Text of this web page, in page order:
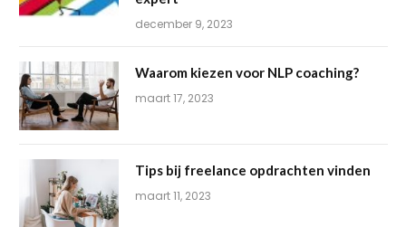
december 9, 2023
Waarom kiezen voor NLP coaching?
maart 17, 2023
Tips bij freelance opdrachten vinden
maart 11, 2023